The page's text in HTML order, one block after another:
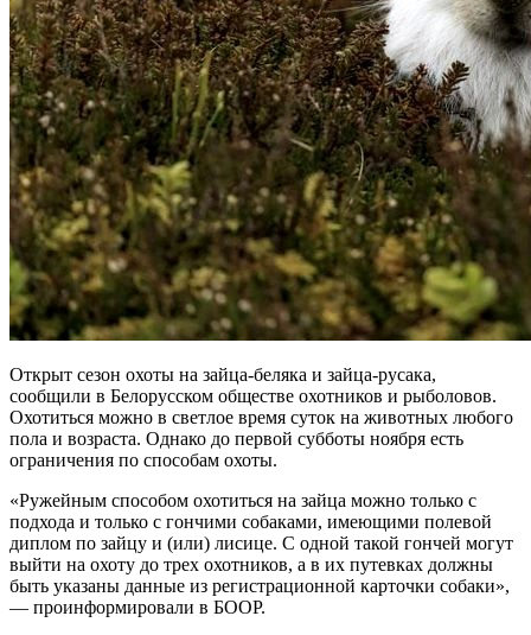
Открыт сезон охоты на зайца-беляка и зайца-русака,
сообщили в Белорусском обществе охотников и рыболовов.
Охотиться можно в светлое время суток на животных любого
пола и возраста. Однако до первой субботы ноября есть
ограничения по способам охоты.
«Ружейным способом охотиться на зайца можно только с
подхода и только с гончими собаками, имеющими полевой
диплом по зайцу и (или) лисице. С одной такой гончей могут
выйти на охоту до трех охотников, а в их путевках должны
быть указаны данные из регистрационной карточки собаки»,
— проинформировали в БООР.